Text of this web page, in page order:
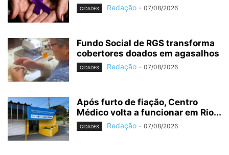
CIDADES Redação - 07/08/2026
Fundo Social de RGS transforma
cobertores doados em agasalhos
CIDADES Redação - 07/08/2026
Após furto de fiação, Centro
Médico volta a funcionar em Rio...
CIDADES Redação - 07/08/2026